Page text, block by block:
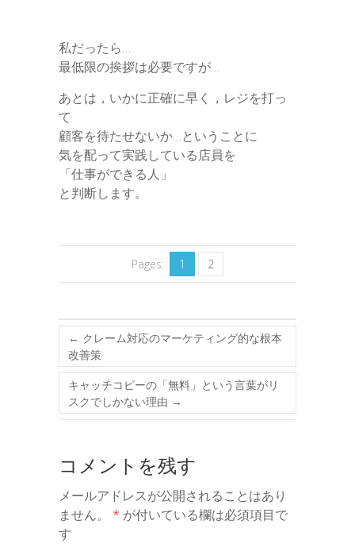
私だったら…
最低限の挨拶は必要ですが…
あとは，いかに正確に早く，レジを打っ
て
顧客を待たせないか…ということに
気を配って実践している店員を
「仕事ができる人」
と判断します。
Pages: 1 2
← クレーム対応のマーケティング的な根本
改善策
キャッチコピーの「無料」という言葉がリ
スクでしかない理由 →
コメントを残す
メールアドレスが公開されることはあり
ません。
* が付いている欄は必須項目で
す